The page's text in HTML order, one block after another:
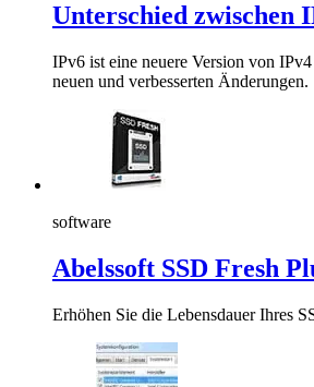
Unterschied zwischen
IPv6 ist eine neuere Version von
neuen und verbesserten Änderungen.
software
Abelssoft SSD Fresh
Erhöhen Sie die Lebensdauer Ihres